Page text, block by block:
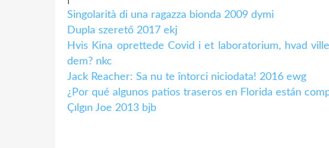
Singolarità di una ragazza bionda 2009 dymi
Dupla szerető 2017 ekj
Hvis Kina oprettede Covid i et laboratorium, hvad
dem? nkc
Jack Reacher: Sa nu te întorci niciodata! 2016 ewg
¿Por qué algunos patios traseros en Florida están
Çılgın Joe 2013 bjb